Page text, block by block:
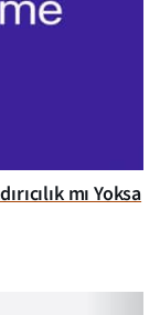
mı Yoksa